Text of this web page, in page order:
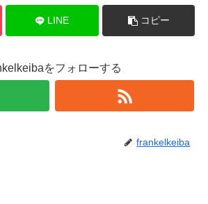
LINE コピー
をフォローする
frankelkeiba